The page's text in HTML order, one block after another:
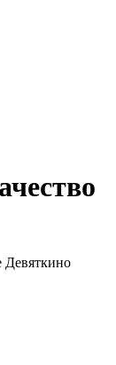
Девяткино